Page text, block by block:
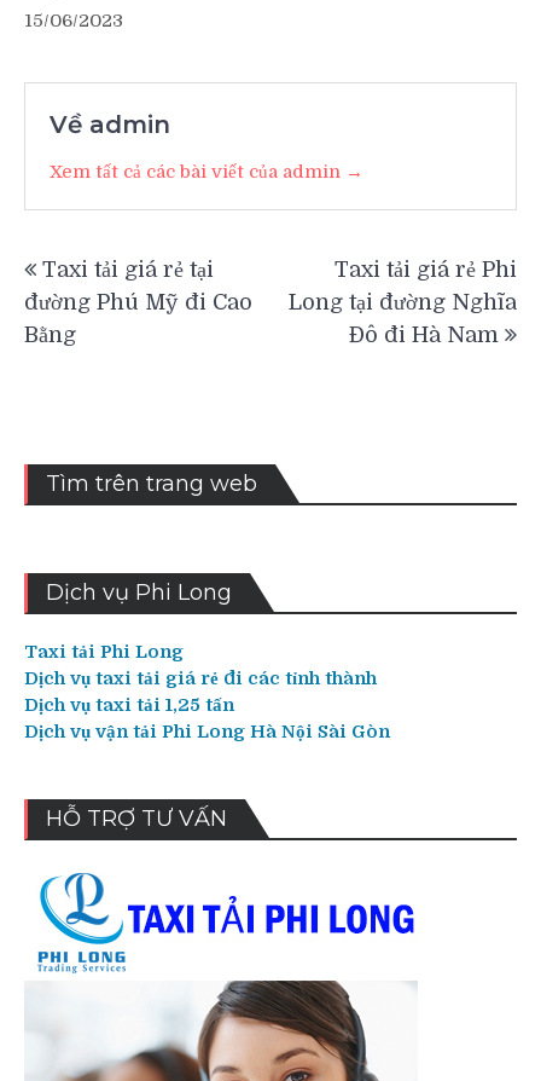
15/06/2023
Về admin
Xem tất cả các bài viết của admin →
hướng
bài
Taxi tải giá rẻ tại
đường Phú Mỹ đi Cao
Bằng
Taxi tải giá rẻ Phi
Long tại đường Nghĩa
Đô đi Hà Nam
Tìm trên trang web
Dịch vụ Phi Long
Taxi tải Phi Long
Dịch vụ taxi tải giá rẻ đi các tỉnh thành
Dịch vụ taxi tải 1,25 tấn
Dịch vụ vận tải Phi Long Hà Nội Sài Gòn
HỖ TRỢ TƯ VẤN